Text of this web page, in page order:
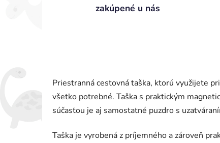
zakúpené u nás
Priestranná cestovná taška, ktorú využijete
všetko potrebné. Taška s praktickým
súčasťou je aj samostatné puzdro s
Taška je vyrobená z príjemného a zároveň